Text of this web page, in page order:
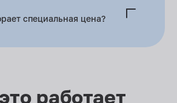
ч прямым рейсом, с ноября по апрель.
специальная цена?
работает